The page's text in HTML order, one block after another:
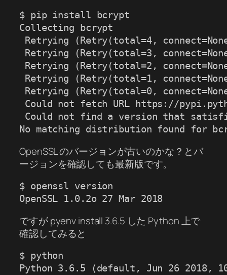
$ pip install bcrypt
Collecting bcrypt
Retrying (Retry(total=4,
Retrying (Retry(total=3,
Retrying (Retry(total=2,
Retrying (Retry(total=1,
Retrying (Retry(total=0,
Could not fetch URL https://
Could not find a version that
No matching distribution found for
OpenSSL のバージョンが古いのかな？とバ
ージョンを確認しても最新版です。
$ openssl version
OpenSSL 1.0.2o 27 Mar 2018
ですが pyenv install 3.6.5 した Python 上で
確認してみると
$ python
Python 3.6.5 (default, Jun 26 2018,